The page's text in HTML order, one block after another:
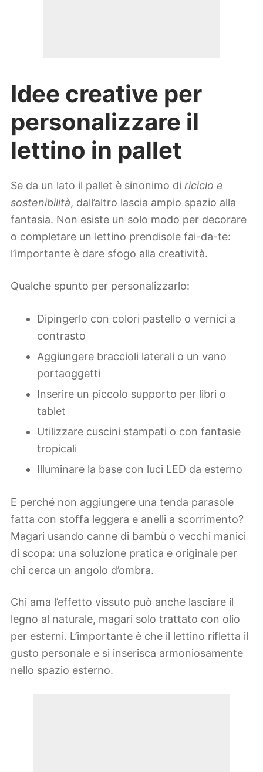
Idee creative per
personalizzare il
lettino in pallet
Se da un lato il pallet è sinonimo di riciclo e
sostenibilità, dall’altro lascia ampio spazio alla
fantasia. Non esiste un solo modo per decorare
o completare un lettino prendisole fai-da-te:
l’importante è dare sfogo alla creatività.
Qualche spunto per personalizzarlo:
Dipingerlo con colori pastello o vernici a
contrasto
Aggiungere braccioli laterali o un vano
portaoggetti
Inserire un piccolo supporto per libri o
tablet
Utilizzare cuscini stampati o con fantasie
tropicali
Illuminare la base con luci LED da esterno
E perché non aggiungere una tenda parasole
fatta con stoffa leggera e anelli a scorrimento?
Magari usando canne di bambù o vecchi manici
di scopa: una soluzione pratica e originale per
chi cerca un angolo d’ombra.
Chi ama l’effetto vissuto può anche lasciare il
legno al naturale, magari solo trattato con olio
per esterni. L’importante è che il lettino rifletta il
gusto personale e si inserisca armoniosamente
nello spazio esterno.